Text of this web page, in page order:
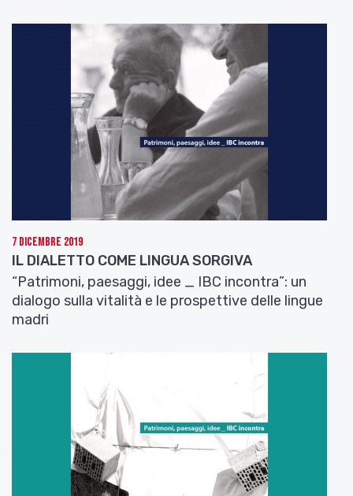
7 Dicembre 2019
IL DIALETTO COME LINGUA SORGIVA
“Patrimoni, paesaggi, idee _ IBC incontra”: un
dialogo sulla vitalità e le prospettive delle lingue
madri